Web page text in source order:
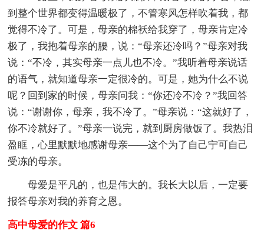
到整个世界都变得温暖极了，不管寒风怎样吹着我，都
觉得不冷了。可是，母亲的棉袄给我穿了，母亲肯定冷
极了，我抱着母亲的腰，说：“母亲还冷吗？”母亲对我
说：“不冷，其实母亲一点儿也不冷。”我听着母亲说话
的语气，就知道母亲一定很冷的。可是，她为什么不说
呢？回到家的时候，母亲问我：“你还冷不冷？”我回答
说：“谢谢你，母亲，我不冷了。”母亲说：“这就好了，
你不冷就好了。”母亲一说完，就到厨房做饭了。我热泪
盈眶，心里默默地感谢母亲——这个为了自己宁可自己
受冻的母亲。
母爱是平凡的，也是伟大的。我长大以后，一定要
报答母亲对我的养育之恩。
高中母爱的作文 篇6